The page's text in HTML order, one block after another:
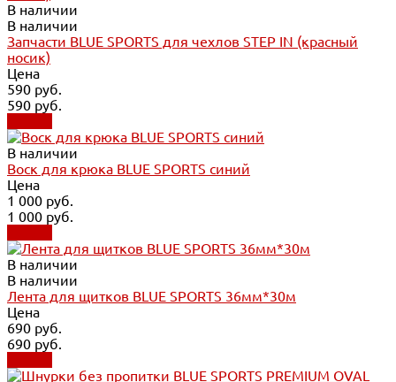
В наличии
В наличии
Запчасти BLUE SPORTS для чехлов STEP IN (красный
носик)
Цена
590 руб.
590 руб.
В наличии
Воск для крюка BLUE SPORTS синий
Цена
1 000 руб.
1 000 руб.
В наличии
В наличии
Лента для щитков BLUE SPORTS 36мм*30м
Цена
690 руб.
690 руб.